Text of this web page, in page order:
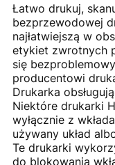
Łatwo drukuj,
bezprzewodowej
najłatwiejszą w
etykiet zwrotnych
się
producentowi
Drukarka
Niektóre drukarki
wyłącznie z
używany układ
Te drukarki
do blokowania